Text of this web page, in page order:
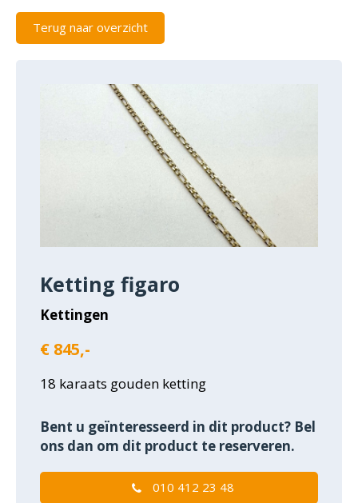
Terug naar overzicht
Ketting figaro
Kettingen
€ 845,-
18 karaats gouden ketting
Bent u geïnteresseerd in dit product? Bel
ons dan om dit product te reserveren.
010 412 23 48